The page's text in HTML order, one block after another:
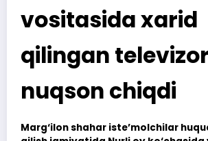
vositasida xarid
qilingan
nuqson chiqdi
Marg‘ilon shahar iste’molchilar